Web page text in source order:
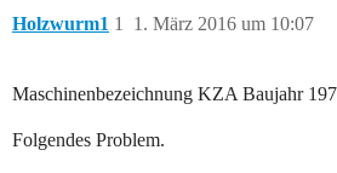
Holzwurm1 1. März 2016 um 10:07
1
Maschinenbezeichnung KZA Baujahr
Folgendes Problem.